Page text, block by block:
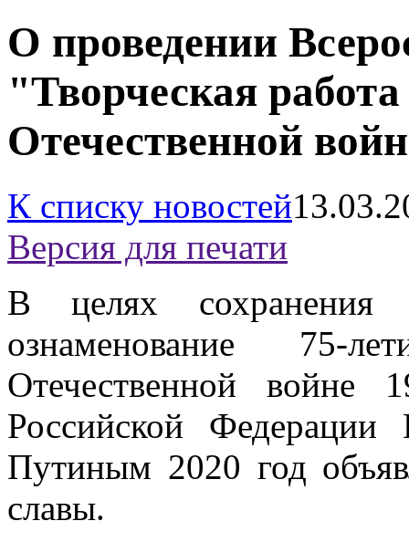
О проведении
"Творческая
Отечественной
К списку новостей
Версия для печати
В целях сохранения
ознаменование
Отечественной войне
Российской
Путиным 2020 год
славы.